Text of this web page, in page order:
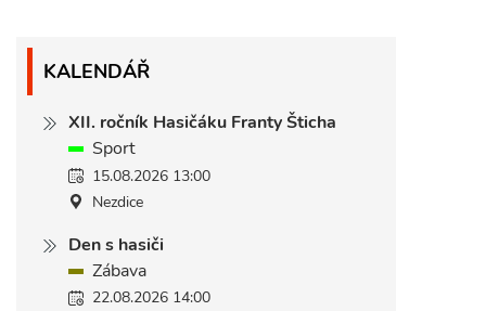
KALENDÁŘ
XII. ročník Hasičáku Franty Šticha
Sport
15.08.2026 13:00
Nezdice
Den s hasiči
Zábava
22.08.2026 14:00